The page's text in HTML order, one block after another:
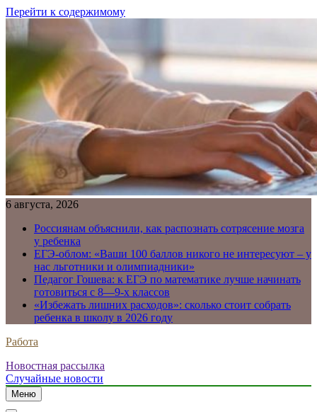
Перейти к содержимому
6 августа, 2026
Россиянам объяснили, как распознать сотрясение мозга
у ребенка
ЕГЭ-облом: «Ваши 100 баллов никого не интересуют – у
нас льготники и олимпиадники»
Педагог Гошева: к ЕГЭ по математике лучше начинать
готовиться с 8—9-х классов
«Избежать лишних расходов»: сколько стоит собрать
ребенка в школу в 2026 году
Работа
Новостная рассылка
Случайные новости
Меню